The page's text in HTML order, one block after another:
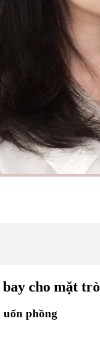
cho mặt
uốn phồng